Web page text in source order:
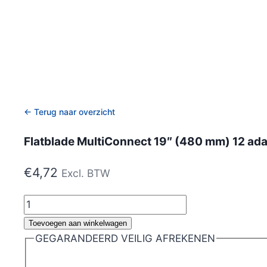
← Terug naar overzicht
Flatblade MultiConnect 19″ (480 mm) 12
€4,72 Excl. BTW
Flatblade
MultiConnect
19"
Toevoegen aan winkelwagen
GEGARANDEERD VEILIG AFREKENEN